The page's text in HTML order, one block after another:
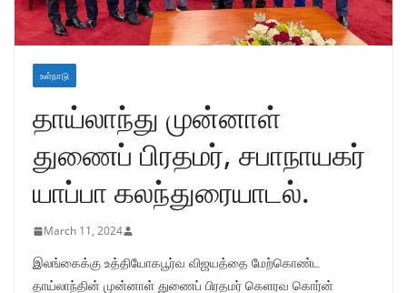
உள்நாடு
தாய்லாந்து முன்னாள்
துணைப் பிரதமர், சபாநாயகர்
யாப்பா கலந்துரையாடல்.
March 11, 2024
இலங்கைக்கு உத்தியோகபூர்வ விஜயத்தை மேற்கொண்ட
தாய்லாந்தின் முன்னாள் துணைப் பிரதமர் கெளரவ கொர்ன்